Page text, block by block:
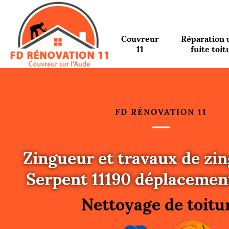
Couvreur
11
Réparation
fuite
FD RÉNOVATION 11
Zingueur et travaux de
Serpent 11190
Urgence fuite
Changement de
Nettoyage de